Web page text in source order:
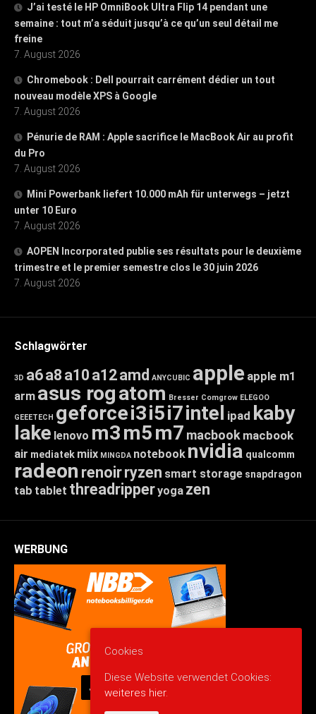
J’ai testé le HP OmniBook Ultra Flip 14 pendant une
semaine : tout m’a séduit jusqu’à ce qu’un seul détail me
freine
7. August 2026
Chromebook : Dell pourrait carrément dédier un tout
nouveau modèle XPS à Google
7. August 2026
Pénurie de RAM : Apple sacrifice le MacBook Air au profit
du Pro
7. August 2026
Mini Powerbank liefert 10.000 mAh für unterwegs – jetzt
unter 10 Euro
7. August 2026
AOPEN Incorporated publie ses résultats pour le deuxième
trimestre et le premier semestre clos le 30 juin 2026
7. August 2026
Schlagwörter
3D a6a8 a10 a12amd ANYCUBIC apple apple m1
arm asus rogatom Bresser Comgrow ELEGOO
GEEETECH geforcei3i5i7intel ipad kaby
lake lenovo m3m5m7 macbook macbook
air mediatek miix MINGDA notebook nvidia qualcomm
radeon renoirryzen smart storage snapdragon
tab tablet threadripperyoga zen
WERBUNG
Cookies
Diese Website verwendet Cookies:
weiteres hier.